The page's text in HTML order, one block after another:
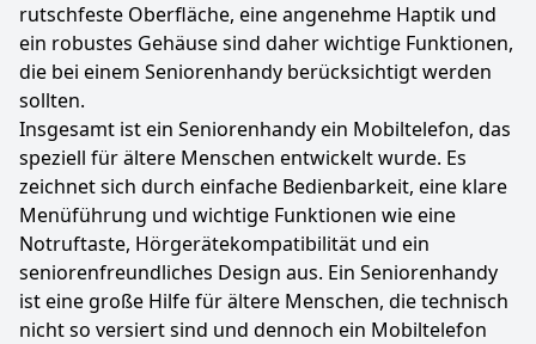
rutschfeste Oberfläche, eine angenehme Haptik und
ein robustes Gehäuse sind daher wichtige Funktionen,
die bei einem Seniorenhandy berücksichtigt werden
sollten.
Insgesamt ist ein Seniorenhandy ein Mobiltelefon, das
speziell für ältere Menschen entwickelt wurde. Es
zeichnet sich durch einfache Bedienbarkeit, eine klare
Menüführung und wichtige Funktionen wie eine
Notruftaste, Hörgerätekompatibilität und ein
seniorenfreundliches Design aus. Ein Seniorenhandy
ist eine große Hilfe für ältere Menschen, die technisch
nicht so versiert sind und dennoch ein Mobiltelefon